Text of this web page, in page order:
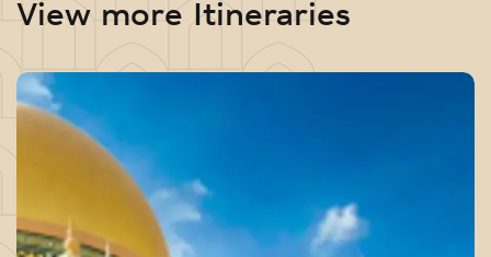
View more Itineraries